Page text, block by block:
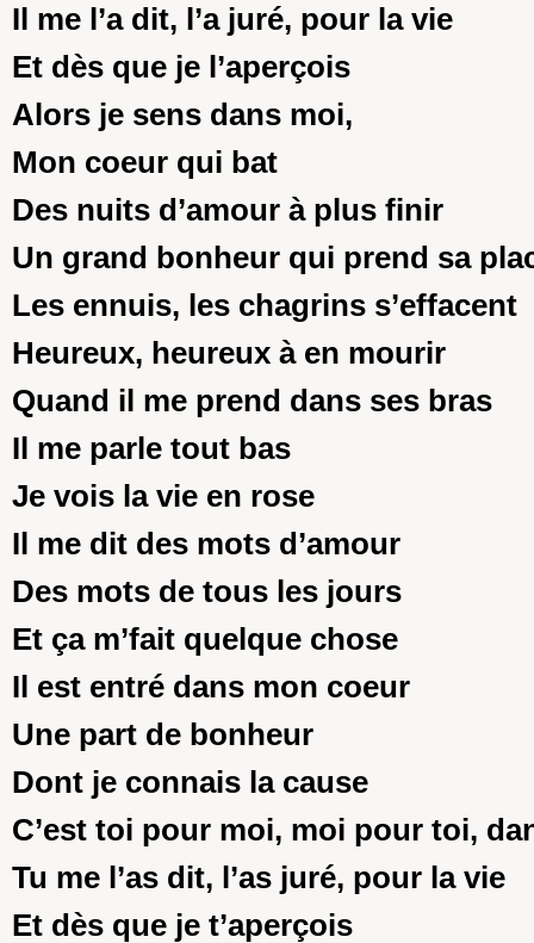
Il me l’a dit, l’a juré, pour la vie
Et dès que je l’aperçois
Alors je sens dans moi,
Mon coeur qui bat
Des nuits d’amour à plus finir
Un grand bonheur qui prend sa
Les ennuis, les chagrins s’effacent
Heureux, heureux à en mourir
Quand il me prend dans ses bras
Il me parle tout bas
Je vois la vie en rose
Il me dit des mots d’amour
Des mots de tous les jours
Et ça m’fait quelque chose
Il est entré dans mon coeur
Une part de bonheur
Dont je connais la cause
C’est toi pour moi, moi pour toi,
Tu me l’as dit, l’as juré, pour la vie
Et dès que je t’aperçois